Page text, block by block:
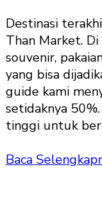
Destinasi
Than Market.
souvenir,
yang bisa
guide kami
setidaknya
tinggi untuk
Baca